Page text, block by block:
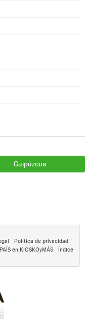
Guipúzcoa
Política de privacidad
en KIOSKOyMÁS
Índice